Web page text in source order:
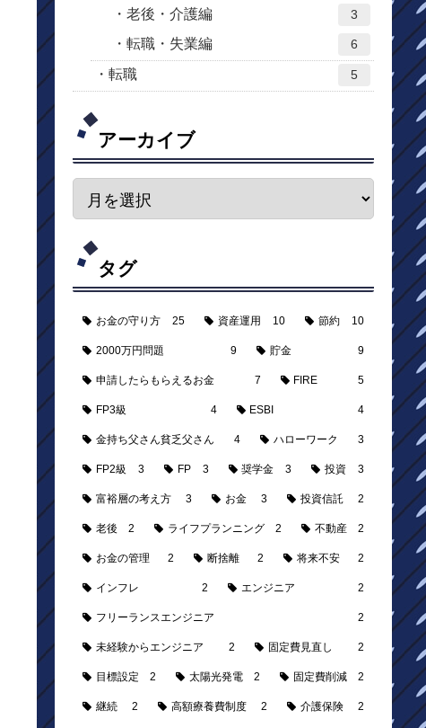
老後・介護編 3
転職・失業編 6
転職 5
アーカイブ
タグ
お金の守り方 25 資産運用 10 節約 10
2000万円問題 9 貯金 9
申請したらもらえるお金 7 FIRE 5
FP3級 4 ESBI 4
金持ち父さん貧乏父さん 4 ハローワーク 3
FP2級 3 FP 3 奨学金 3 投資 3
富裕層の考え方 3 お金 3 投資信託 2
老後 2 ライフプランニング 2 不動産 2
お金の管理 2 断捨離 2 将来不安 2
インフレ 2 エンジニア 2
フリーランスエンジニア 2
未経験からエンジニア 2 固定費見直し 2
目標設定 2 太陽光発電 2 固定費削減 2
継続 2 高額療養費制度 2 介護保険 2